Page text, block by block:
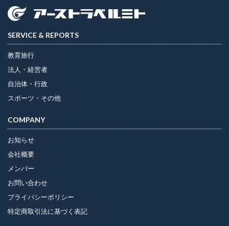
SERVICE & REPORTS
教育旅行
法人・経営者
自治体・行政
スポーツ・その他
COMPANY
お知らせ
会社概要
メンバー
お問い合わせ
プライバシーポリシー
特定商取引法に基づく表記